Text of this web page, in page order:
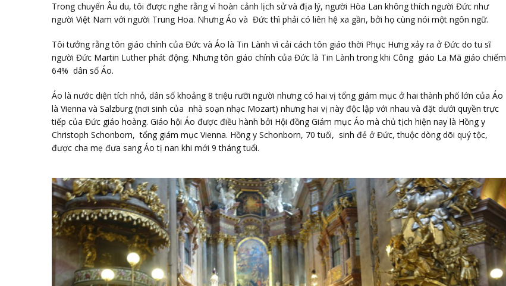
Trong chuyến Âu du, tôi được nghe rằng vì hoàn cảnh lịch sử và địa lý, người Hòa Lan không thích người Đức như
người Việt Nam với người Trung Hoa. Nhưng Áo và Đức thì phải có liên hệ xa gần, bởi họ cùng nói một ngôn ngữ.
Tôi tưởng rằng tôn giáo chính của Đức và Áo là Tin Lành vì cải cách tôn giáo thời Phục Hưng xảy ra ở Đức do tu sĩ
người Đức Martin Luther phát động. Nhưng tôn giáo chính của Đức là Tin Lành trong khi Công giáo La Mã giáo chiếm
64% dân số Áo.
Áo là nước diện tích nhỏ, dân số khoảng 8 triệu rưỡi người nhưng có hai vị tổng giám mục ở hai thành phố lớn của Áo
là Vienna và Salzburg (nơi sinh của nhà soạn nhạc Mozart) nhưng hai vị này độc lập với nhau và đặt dưới quyền trực
tiếp của Đức giáo hoàng. Giáo hội Áo được điều hành bởi Hội đồng Giám mục Áo mà chủ tịch hiện nay là Hồng y
Christoph Schonborn, tổng giám mục Vienna. Hồng y Schonborn, 70 tuổi, sinh đẻ ở Đức, thuộc dòng dõi quý tộc,
được cha mẹ đưa sang Áo tị nan khi mới 9 tháng tuổi.